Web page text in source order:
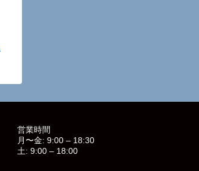
営業時間
月〜金: 9:00 – 18:30
土: 9:00 – 18:00